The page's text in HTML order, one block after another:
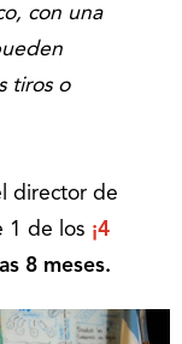
con una
tiros o
director de
1 de los ¡4
8 meses.